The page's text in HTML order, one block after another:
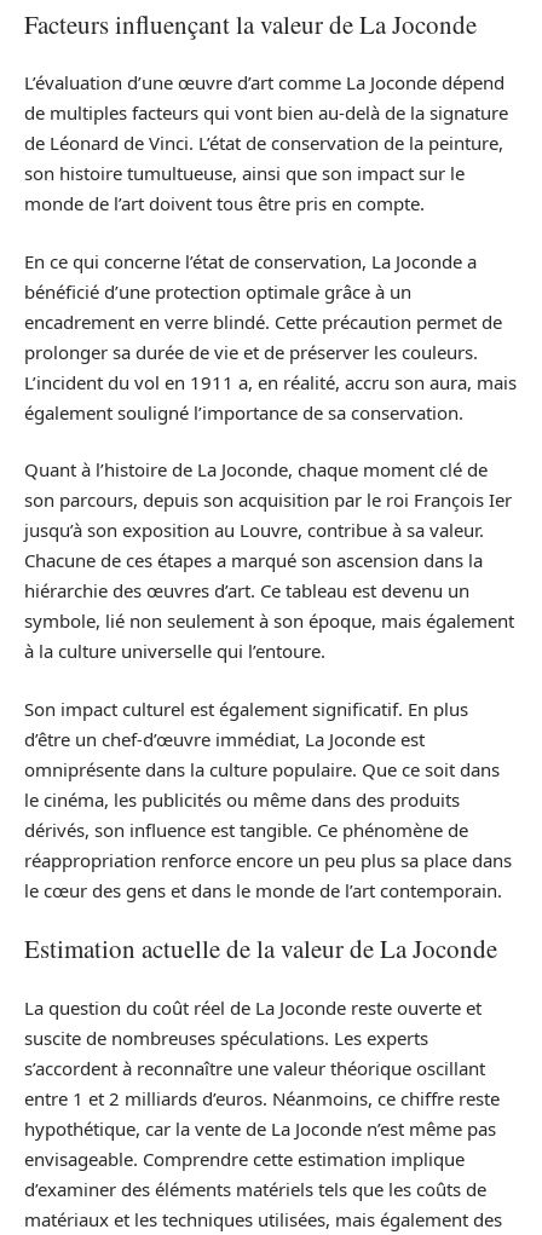
Facteurs influençant la valeur de La Joconde
L’évaluation d’une œuvre d’art comme La Joconde dépend
de multiples facteurs qui vont bien au-delà de la signature
de Léonard de Vinci. L’état de conservation de la peinture,
son histoire tumultueuse, ainsi que son impact sur le
monde de l’art doivent tous être pris en compte.
En ce qui concerne l’état de conservation, La Joconde a
bénéficié d’une protection optimale grâce à un
encadrement en verre blindé. Cette précaution permet de
prolonger sa durée de vie et de préserver les couleurs.
L’incident du vol en 1911 a, en réalité, accru son aura, mais
également souligné l’importance de sa conservation.
Quant à l’histoire de La Joconde, chaque moment clé de
son parcours, depuis son acquisition par le roi François Ier
jusqu’à son exposition au Louvre, contribue à sa valeur.
Chacune de ces étapes a marqué son ascension dans la
hiérarchie des œuvres d’art. Ce tableau est devenu un
symbole, lié non seulement à son époque, mais également
à la culture universelle qui l’entoure.
Son impact culturel est également significatif. En plus
d’être un chef-d’œuvre immédiat, La Joconde est
omniprésente dans la culture populaire. Que ce soit dans
le cinéma, les publicités ou même dans des produits
dérivés, son influence est tangible. Ce phénomène de
réappropriation renforce encore un peu plus sa place dans
le cœur des gens et dans le monde de l’art contemporain.
Estimation actuelle de la valeur de La Joconde
La question du coût réel de La Joconde reste ouverte et
suscite de nombreuses spéculations. Les experts
s’accordent à reconnaître une valeur théorique oscillant
entre 1 et 2 milliards d’euros. Néanmoins, ce chiffre reste
hypothétique, car la vente de La Joconde n’est même pas
envisageable. Comprendre cette estimation implique
d’examiner des éléments matériels tels que les coûts de
matériaux et les techniques utilisées, mais également des